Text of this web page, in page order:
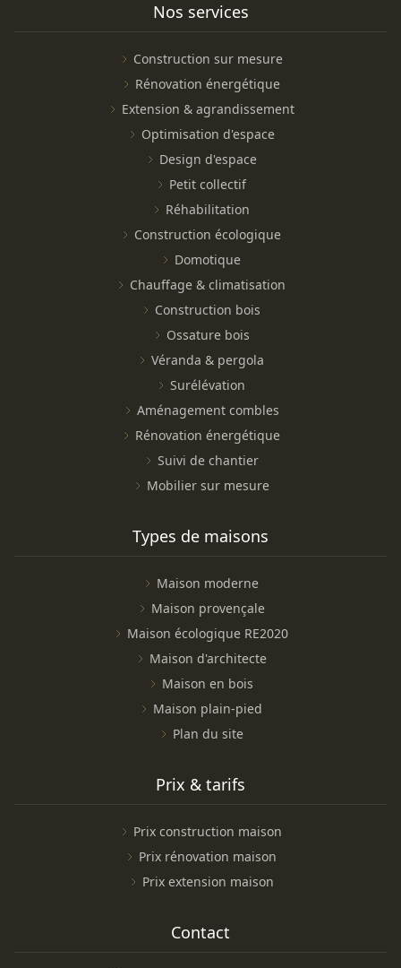
Nos services
Construction sur mesure
Rénovation énergétique
Extension & agrandissement
Optimisation d'espace
Design d'espace
Petit collectif
Réhabilitation
Construction écologique
Domotique
Chauffage & climatisation
Construction bois
Ossature bois
Véranda & pergola
Surélévation
Aménagement combles
Rénovation énergétique
Suivi de chantier
Mobilier sur mesure
Types de maisons
Maison moderne
Maison provençale
Maison écologique RE2020
Maison d'architecte
Maison en bois
Maison plain-pied
Plan du site
Prix & tarifs
Prix construction maison
Prix rénovation maison
Prix extension maison
Contact